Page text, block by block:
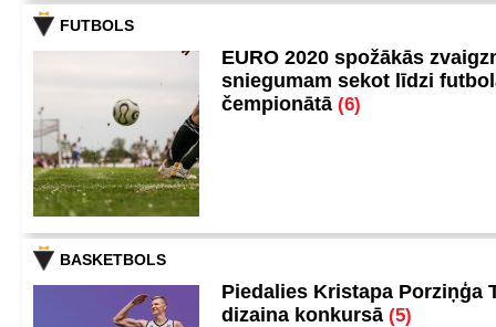
FUTBOLS
EURO 2020 spožākās
sniegumam sekot līdzi
čempionātā (6)
BASKETBOLS
Piedalies Kristapa Porziņģa
dizaina konkursā (5)